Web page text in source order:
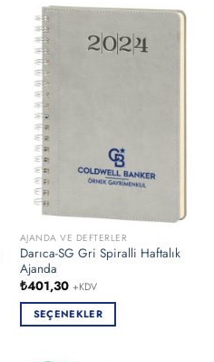
birden
fazla
varyasyonu
var.
Seçenekler
ürün
sayfasından
seçilebilir
AJANDA VE DEFTERLER
Darıca-SG Gri Spiralli Haftalık
Ajanda
₺401,30 +KDV
SEÇENEKLER